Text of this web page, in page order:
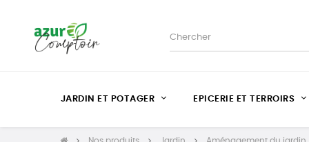
JARDIN ET POTAGER EPICERIE ET TERROIRS